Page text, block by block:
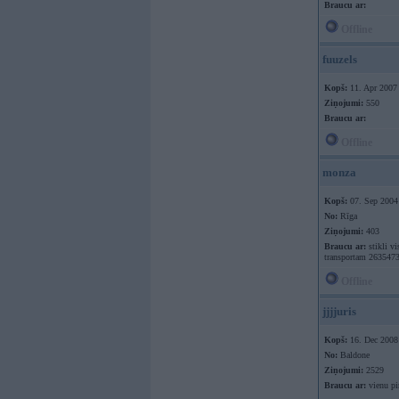
Braucu ar:
fuuzels
Kopš: 11. Apr 2007
Ziņojumi: 550
Braucu ar:
monza
Kopš: 07. Sep 2004
No: Rīga
Ziņojumi: 403
Braucu ar: stikli
transportam
jjjjuris
Kopš: 16. Dec 2008
No: Baldone
Ziņojumi: 2529
Braucu ar: vienu